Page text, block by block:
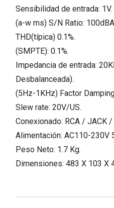
Sensibilidad de entrada: 1V.
(a-w ms) S/N Ratio:
THD(típica) 0.1%.
(SMPTE): 0.1%.
Impedancia de entrada:
Desbalanceada).
(5Hz-1KHz) Factor
Slew rate: 20V/US.
Conexionado: RCA / JACK /
Alimentación: AC110-230V
Peso Neto: 1.7 Kg.
Dimensiones: 483 X 103 X